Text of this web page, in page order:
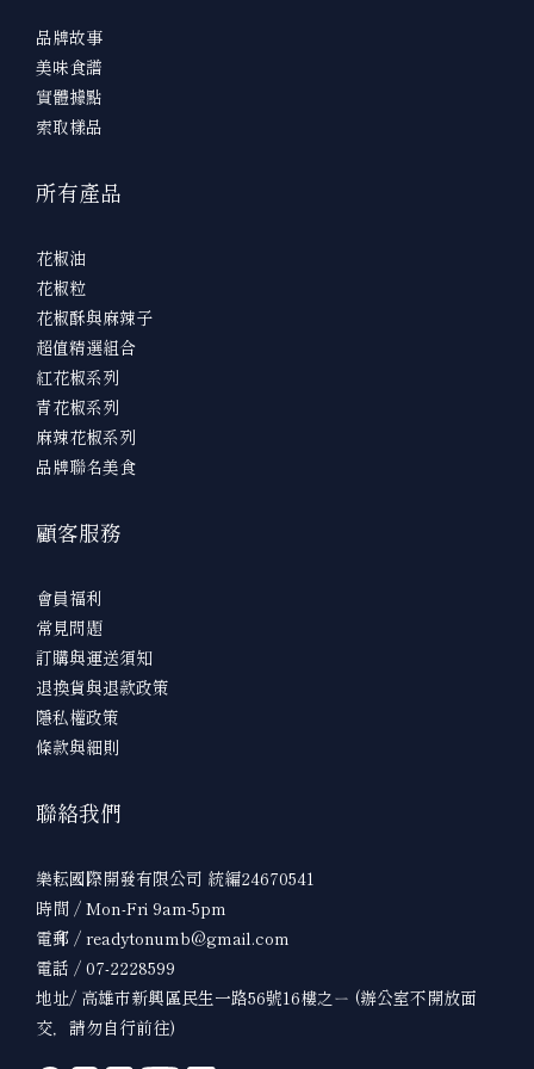
品牌故事
美味食譜
實體據點
索取樣品
所有產品
花椒油
花椒粒
花椒酥與麻辣子
超值精選組合
紅花椒系列
青花椒系列
麻辣花椒系列
品牌聯名美食
顧客服務
會員福利
常見問題
訂購與運送須知
退換貨與退款政策
隱私權政策
條款與細則
聯絡我們
樂耘國際開發有限公司 統編24670541
時間 / Mon-Fri 9am-5pm
電郵 / readytonumb@gmail.com
電話 / 07-2228599
地址/ 高雄市新興區民生一路56號16樓之ㄧ (辦公室不開放面
交，請勿自行前往)